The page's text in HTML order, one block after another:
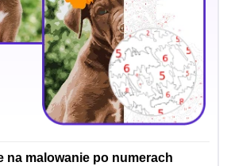
na malowanie po numerach